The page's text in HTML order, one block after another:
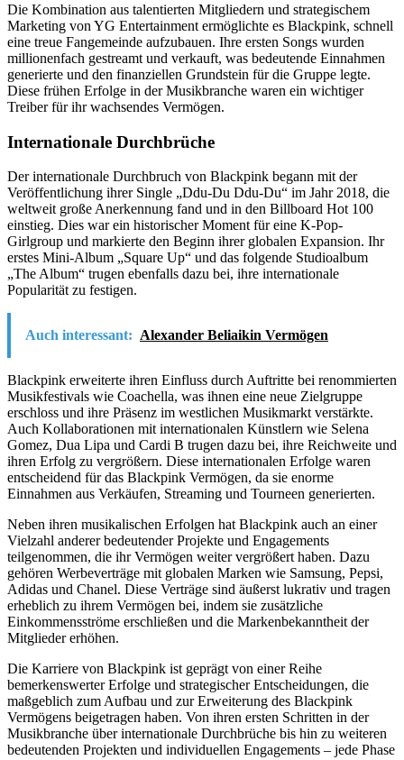
Die Kombination aus talentierten Mitgliedern und strategischem
Marketing von YG Entertainment ermöglichte es Blackpink, schnell
eine treue Fangemeinde aufzubauen. Ihre ersten Songs wurden
millionenfach gestreamt und verkauft, was bedeutende Einnahmen
generierte und den finanziellen Grundstein für die Gruppe legte.
Diese frühen Erfolge in der Musikbranche waren ein wichtiger
Treiber für ihr wachsendes Vermögen.
Internationale Durchbrüche
Der internationale Durchbruch von Blackpink begann mit der
Veröffentlichung ihrer Single „Ddu-Du Ddu-Du“ im Jahr 2018, die
weltweit große Anerkennung fand und in den Billboard Hot 100
einstieg. Dies war ein historischer Moment für eine K-Pop-
Girlgroup und markierte den Beginn ihrer globalen Expansion. Ihr
erstes Mini-Album „Square Up“ und das folgende Studioalbum
„The Album“ trugen ebenfalls dazu bei, ihre internationale
Popularität zu festigen.
Auch interessant: Alexander Beliaikin Vermögen
Blackpink erweiterte ihren Einfluss durch Auftritte bei renommierten
Musikfestivals wie Coachella, was ihnen eine neue Zielgruppe
erschloss und ihre Präsenz im westlichen Musikmarkt verstärkte.
Auch Kollaborationen mit internationalen Künstlern wie Selena
Gomez, Dua Lipa und Cardi B trugen dazu bei, ihre Reichweite und
ihren Erfolg zu vergrößern. Diese internationalen Erfolge waren
entscheidend für das Blackpink Vermögen, da sie enorme
Einnahmen aus Verkäufen, Streaming und Tourneen generierten.
Neben ihren musikalischen Erfolgen hat Blackpink auch an einer
Vielzahl anderer bedeutender Projekte und Engagements
teilgenommen, die ihr Vermögen weiter vergrößert haben. Dazu
gehören Werbeverträge mit globalen Marken wie Samsung, Pepsi,
Adidas und Chanel. Diese Verträge sind äußerst lukrativ und tragen
erheblich zu ihrem Vermögen bei, indem sie zusätzliche
Einkommensströme erschließen und die Markenbekanntheit der
Mitglieder erhöhen.
Die Karriere von Blackpink ist geprägt von einer Reihe
bemerkenswerter Erfolge und strategischer Entscheidungen, die
maßgeblich zum Aufbau und zur Erweiterung des Blackpink
Vermögens beigetragen haben. Von ihren ersten Schritten in der
Musikbranche über internationale Durchbrüche bis hin zu weiteren
bedeutenden Projekten und individuellen Engagements – jede Phase